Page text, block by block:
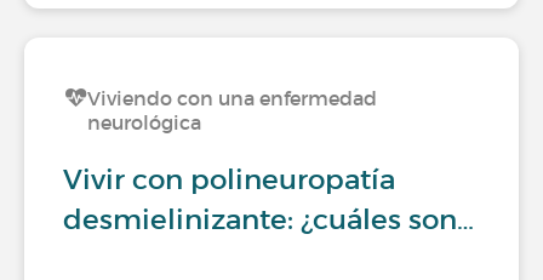
Viviendo con una enfermedad
neurológica
Vivir con polineuropatía
desmielinizante: ¿cuáles son…